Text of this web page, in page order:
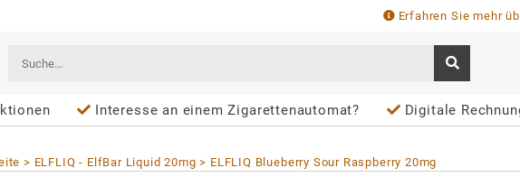
Erfahren Sie mehr
Interesse an einem Zigarettenautomat? Digitale
ELFLIQ - ElfBar Liquid 20mg ELFLIQ Blueberry Sour Raspberry 20mg